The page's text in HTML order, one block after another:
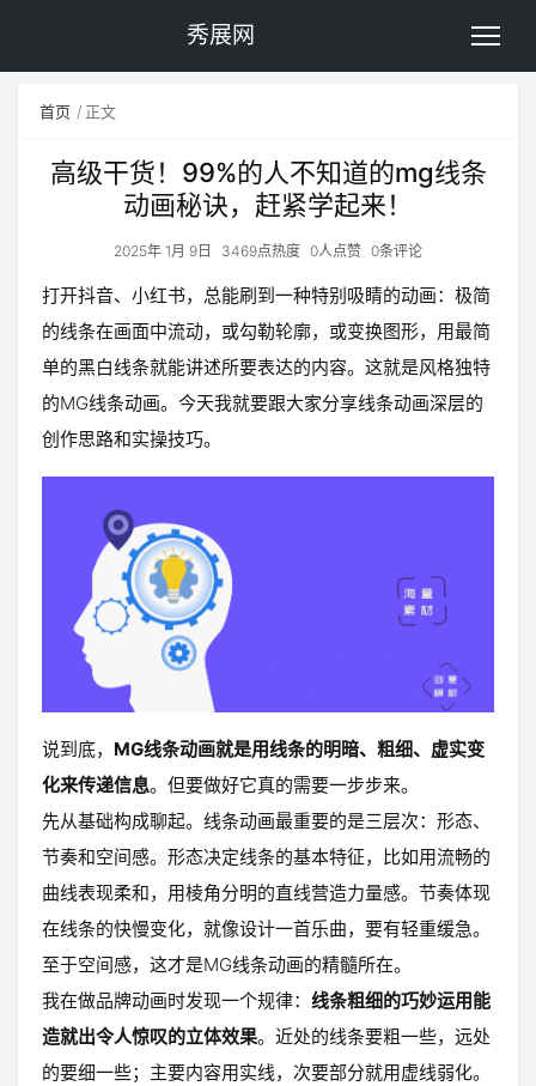
秀展网
首页 正文
高级干货！99%的人不知道的mg线条
动画秘诀，赶紧学起来！
2025年 1月 9日 3469点热度 0人点赞 0条评论
打开抖音、小红书，总能刷到一种特别吸睛的动画：极简
的线条在画面中流动，或勾勒轮廓，或变换图形，用最简
单的黑白线条就能讲述所要表达的内容。这就是风格独特
的MG线条动画。今天我就要跟大家分享线条动画深层的
创作思路和实操技巧。
说到底， MG线条动画就是用线条的明暗、粗细、虚实变
化来传递信息。但要做好它真的需要一步步来。
先从基础构成聊起。线条动画最重要的是三层次：形态、
节奏和空间感。形态决定线条的基本特征，比如用流畅的
曲线表现柔和，用棱角分明的直线营造力量感。节奏体现
在线条的快慢变化，就像设计一首乐曲，要有轻重缓急。
至于空间感，这才是MG线条动画的精髓所在。
我在做品牌动画时发现一个规律： 线条粗细的巧妙运用能
造就出令人惊叹的立体效果。近处的线条要粗一些，远处
的要细一些；主要内容用实线，次要部分就用虚线弱化。